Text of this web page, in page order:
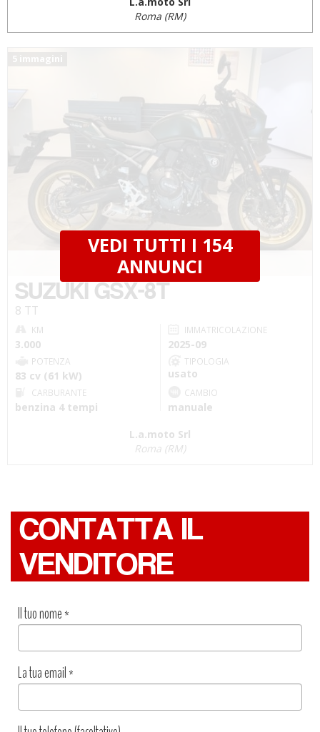
Roma (RM)
5 immagini
SUZUKI GSX-8T
8 TT
€ 8.690 €
KM
3.000
IMMATRICOLAZIONE
2025-09
POTENZA
83 cv (61 kW)
TIPOLOGIA
usato
CARBURANTE
benzina 4 tempi
CAMBIO
manuale
L.a.moto Srl
Roma (RM)
VEDI TUTTI I 154
ANNUNCI
CONTATTA IL
VENDITORE
Il tuo nome*
La tua email*